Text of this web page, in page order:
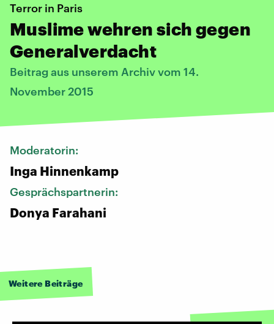
Terror in Paris
Muslime wehren sich gegen
Generalverdacht
Beitrag aus unserem Archiv vom 14.
November 2015
Moderatorin:
Inga Hinnenkamp
Gesprächspartnerin:
Donya Farahani
Weitere Beiträge